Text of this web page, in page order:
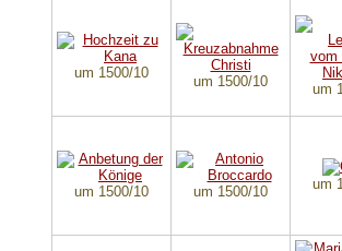
um 1500/10
um 1500/10 um
um 1500/10 um 1500/10
um